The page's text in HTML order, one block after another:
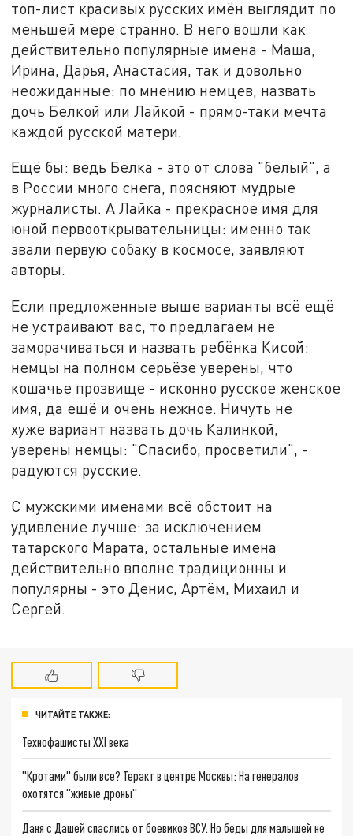
топ-лист красивых русских имён выглядит по
меньшей мере странно. В него вошли как
действительно популярные имена - Маша,
Ирина, Дарья, Анастасия, так и довольно
неожиданные: по мнению немцев, назвать
дочь Белкой или Лайкой - прямо-таки мечта
каждой русской матери.
Ещё бы: ведь Белка - это от слова "белый", а
в России много снега, поясняют мудрые
журналисты. А Лайка - прекрасное имя для
юной первооткрывательницы: именно так
звали первую собаку в космосе, заявляют
авторы.
Если предложенные выше варианты всё ещё
не устраивают вас, то предлагаем не
заморачиваться и назвать ребёнка Кисой:
немцы на полном серьёзе уверены, что
кошачье прозвище - исконно русское женское
имя, да ещё и очень нежное. Ничуть не
хуже вариант назвать дочь Калинкой,
уверены немцы: "Спасибо, просветили", -
радуются русские.
С мужскими именами всё обстоит на
удивление лучше: за исключением
татарского Марата, остальные имена
действительно вполне традиционны и
популярны - это Денис, Артём, Михаил и
Сергей.
ЧИТАЙТЕ ТАКЖЕ:
Технофашисты XXI века
"Кротами" были все? Теракт в центре Москвы: На генералов
охотятся "живые дроны"
Даня с Дашей спаслись от боевиков ВСУ. Но беды для малышей не